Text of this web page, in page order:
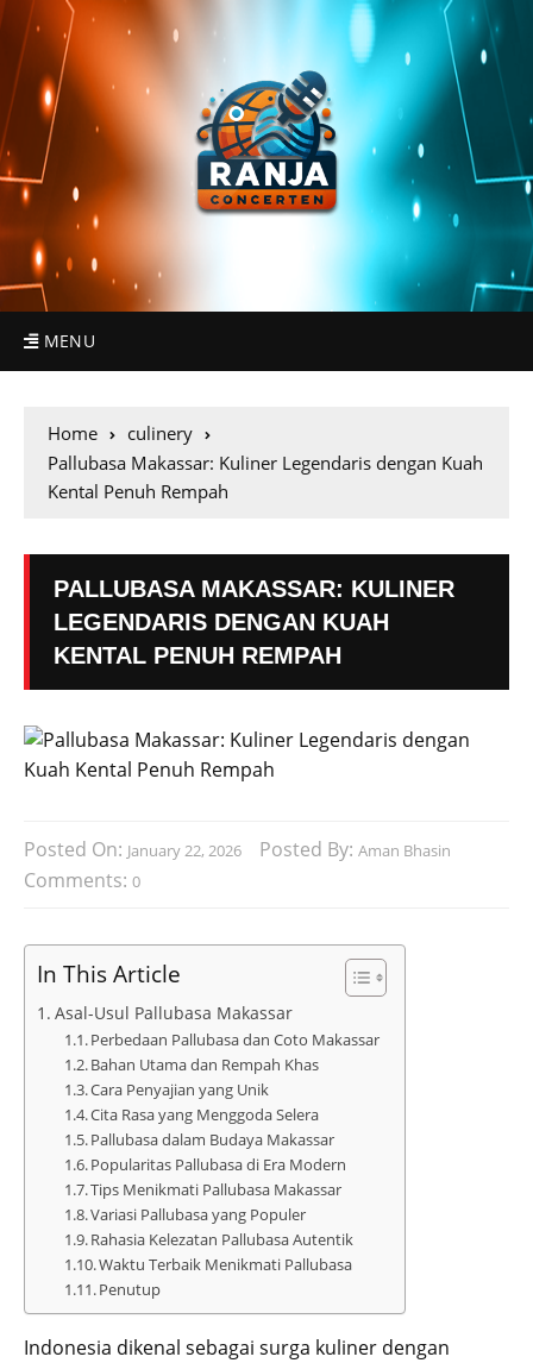
MENU
Home
culinery
Pallubasa Makassar: Kuliner Legendaris dengan Kuah
Kental Penuh Rempah
PALLUBASA MAKASSAR: KULINER
LEGENDARIS DENGAN KUAH
KENTAL PENUH REMPAH
Posted On: January 22, 2026 Posted By: Aman Bhasin
Comments: 0
In This Article
Asal-Usul Pallubasa Makassar
Perbedaan Pallubasa dan Coto Makassar
Bahan Utama dan Rempah Khas
Cara Penyajian yang Unik
Cita Rasa yang Menggoda Selera
Pallubasa dalam Budaya Makassar
Popularitas Pallubasa di Era Modern
Tips Menikmati Pallubasa Makassar
Variasi Pallubasa yang Populer
Rahasia Kelezatan Pallubasa Autentik
Waktu Terbaik Menikmati Pallubasa
Penutup
Indonesia dikenal sebagai surga kuliner dengan